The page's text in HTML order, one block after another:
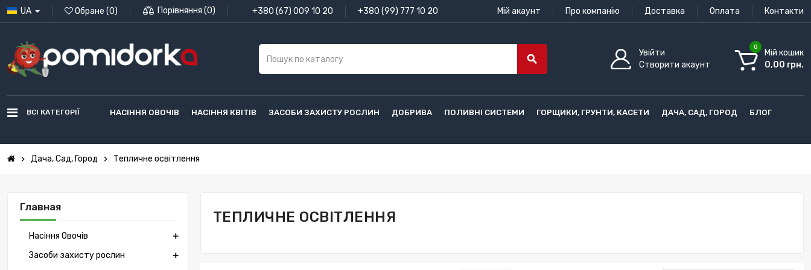
UA Обране (0) Порівняння (0) +380 (67) 009 10 20 +380 (99) 777 10 20 Мій акаунт Про компанію Доставка Оплата Контакти
search
Увійти
Створити акаунт
0
Мій кошик
0,00 грн.
ВСІ КАТЕГОРІЇ НАСІННЯ ОВОЧІВ НАСІННЯ КВІТІВ ЗАСОБИ ЗАХИСТУ РОСЛИН ДОБРИВА ПОЛИВНІ СИСТЕМИ ГОРЩИКИ, ГРУНТИ, КАСЕТИ ДАЧА, САД, ГОРОД БЛОГ
chevron_right Дача, Сад, Город chevron_right Тепличне освітлення
Главная
Насіння Овочів
Засоби захисту рослин
ТЕПЛИЧНЕ ОСВІТЛЕННЯ